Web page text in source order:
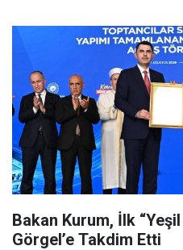
Bakan Kurum, İlk
Görgel’e Takdim Etti